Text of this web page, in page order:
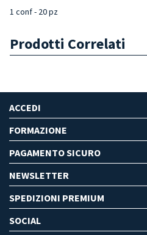
1 conf - 20 pz
Prodotti Correlati
ACCEDI
FORMAZIONE
PAGAMENTO SICURO
NEWSLETTER
SPEDIZIONI PREMIUM
SOCIAL